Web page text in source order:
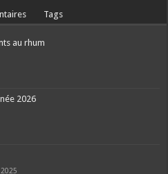
Tags
au rhum
2026